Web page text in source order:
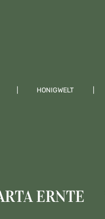
HONIGWELT
ERNTE